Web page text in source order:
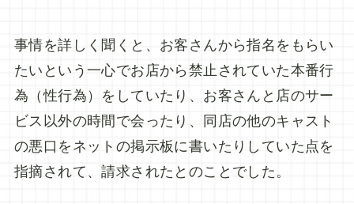
事情を詳しく聞くと、お客さんから指名をもらい
たいという一心でお店から禁止されていた本番行
為（性行為）をしていたり、お客さんと店のサー
ビス以外の時間で会ったり、同店の他のキャスト
の悪口をネットの掲示板に書いたりしていた点を
指摘されて、請求されたとのことでした。